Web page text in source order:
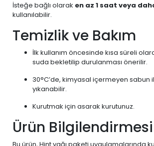
İsteğe bağlı olarak en az 1 saat veya
kullanılabilir.
Temizlik ve Bakım
İlk kullanım öncesinde kısa süreli
suda bekletilip durulanması önerilir.
30°C’de, kimyasal içermeyen sabun
yıkanabilir.
Kurutmak için asarak kurutunuz.
Ürün Bilgilendirmesi